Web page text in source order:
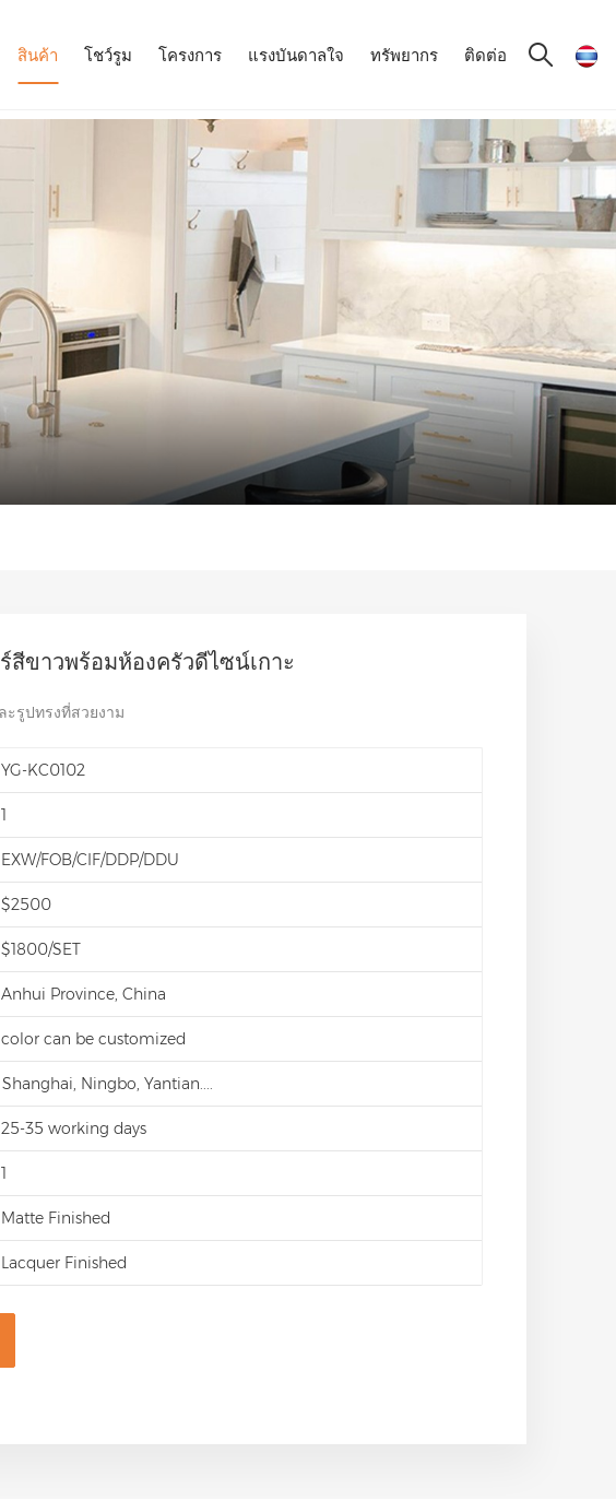
สินค้า โชว์รูม โครงการ แรงบันดาลใจ ทรัพยากร ติดต่อ
สีขาวพร้อมห้องครัวดีไซน์เกาะ
ะรูปทรงที่สวยงาม
YG-KC0102
1
EXW/FOB/CIF/DDP/DDU
$2500
$1800/SET
Anhui Province, China
color can be customized
Shanghai, Ningbo, Yantian....
25-35 working days
1
Matte Finished
Lacquer Finished